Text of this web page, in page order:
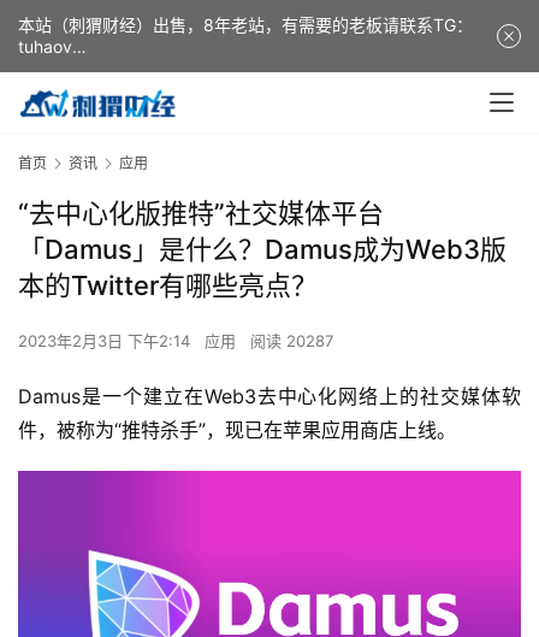
首页 资讯 应用
“去中心化版推特”社交媒体平台
「Damus」是什么？Damus成为Web3版
本的Twitter有哪些亮点？
2023年2月3日 下午2:14 应用 阅读 20287
Damus是一个建立在Web3去中心化网络上的社交媒体软
件，被称为“推特杀手”，现已在苹果应用商店上线。
本站（刺猬财经）出售，8年老站，有需要的老板请联系TG：
tuhaov
This website (ciweicaijing) is for sale. It is a 8-year-old
website. If you need it, please contact TG: tuhaov